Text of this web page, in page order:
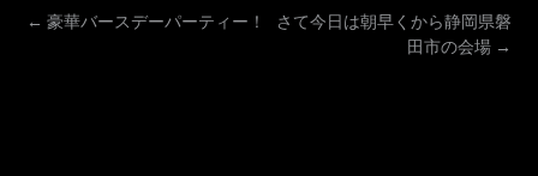
POST
さて今日は朝早くから静岡県磐
田市の会場 →
← 豪華バースデーパーティー！